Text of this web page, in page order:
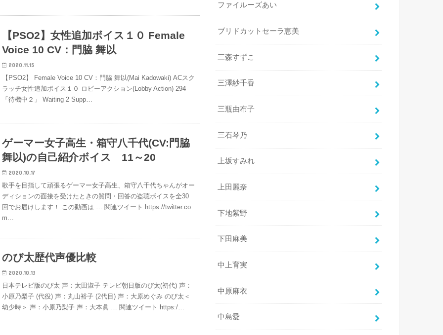
【PSO2】女性追加ボイス１０ Female
Voice 10 CV：門脇 舞以
2020.11.15
【PSO2】 Female Voice 10 CV：門脇 舞以(Mai Kadowaki) ACスク
ラッチ女性追加ボイス１０ ロビーアクション(Lobby Action) 294
「待機中２」 Waiting 2 Supp…
ゲーマー女子高生・箱守八千代(CV:門脇
舞以)の自己紹介ボイス 11～20
2020.10.17
歌手を目指して頑張るゲーマー女子高生、箱守八千代ちゃんがオー
ディションの面接を受けたときの質問・回答の盗聴ボイスを全30
回でお届けします！ この動画は … 関連ツイート https://twitter.co
m…
のび太歴代声優比較
2020.10.13
日本テレビ版のび太 声：太田淑子 テレビ朝日版のび太(初代) 声：
小原乃梨子 (代役) 声：丸山裕子 (2代目) 声：大原めぐみ のび太＜
幼少時＞ 声：小原乃梨子 声：大本眞 … 関連ツイート https:/…
ファイルーズあい
ブリドカットセーラ恵美
三森すずこ
三澤紗千香
三瓶由布子
三石琴乃
上坂すみれ
上田麗奈
下地紫野
下田麻美
中上育実
中原麻衣
中島愛